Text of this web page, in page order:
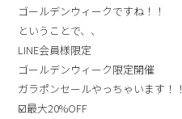
ゴールデンウィークですね！！
ということで、、
LINE会員様限定
ゴールデンウィーク限定開催
ガラポンセールやっちゃいます！！
☑️最大20%OFF